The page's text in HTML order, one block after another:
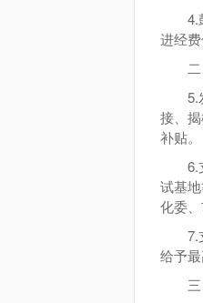
4.
进经
5.
接、
补贴
6.
试基
化委
7.
给予